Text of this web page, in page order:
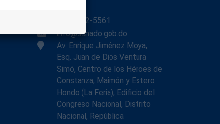
(809) 532-5561
info@senado.gob.do
Av. Enrique Jiménez Moya,
Esq. Juan de Dios Ventura
Simó, Centro de los Héroes de
Constanza, Maimón y Estero
Hondo (La Feria), Edificio del
Congreso Nacional, Distrito
Nacional, República